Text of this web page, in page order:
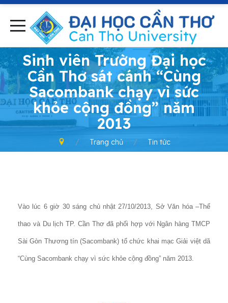
-
Sinh viên Trường Đại học
Cần Thơ sát cánh “Cùng
Sacombank chạy vì sức
khỏe cộng đồng” năm
2013
Trang chủ Tin tức
Vào lúc 6 giờ 30 sáng chủ nhật 27/10/2013, Sở Văn hóa –Thể
thao và Du lịch TP. Cần Thơ đã phối hợp với Ngân hàng TMCP
Sài Gòn Thương tín (Sacombank) tổ chức khai mạc Giải việt dã
“Cùng Sacombank chạy vì sức khỏe cộng đồng” năm 2013.